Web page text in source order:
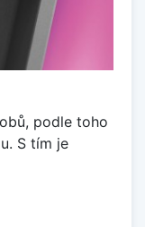
podle toho
S tím je